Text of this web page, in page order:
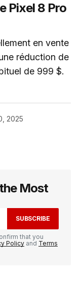
Pixel 8 Pro
en vente
réduction de
de 999 $.
2025
publiée. Les
avec
Most
SUBSCRIBE
that you
Policy and Terms